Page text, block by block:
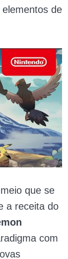
de
meio que se
a receita do
com